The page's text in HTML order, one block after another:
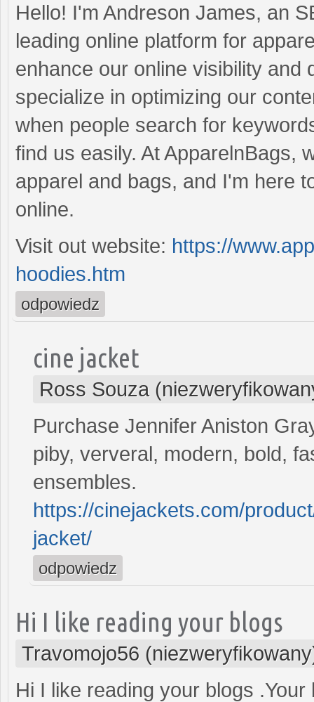
Hello! I'm Andreson James, an
leading online platform for
enhance our online visibility and
specialize in optimizing our
when people search for
find us easily. At ApparelnBags,
apparel and bags, and I'm here
online.
Visit out website: https://
hoodies.htm
odpowiedz
cine jacket
Ross Souza
Purchase Jennifer Aniston
piby, ververal, modern, bold,
ensembles.
https://cinejackets.com/
jacket/
odpowiedz
Hi I like reading your blogs
Travomojo56
Hi I like reading your blogs